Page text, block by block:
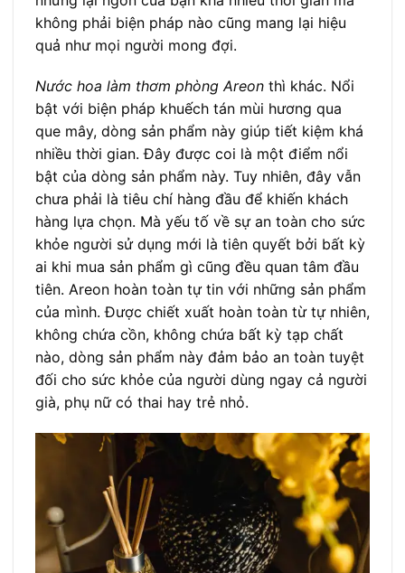
không phải biện pháp nào cũng mang lại hiệu
quả như mọi người mong đợi.
Nước hoa làm thơm phòng Areon thì khác. Nổi
bật với biện pháp khuếch tán mùi hương qua
que mây, dòng sản phẩm này giúp tiết kiệm khá
nhiều thời gian. Đây được coi là một điểm nổi
bật của dòng sản phẩm này. Tuy nhiên, đây vẫn
chưa phải là tiêu chí hàng đầu để khiến khách
hàng lựa chọn. Mà yếu tố về sự an toàn cho sức
khỏe người sử dụng mới là tiên quyết bởi bất kỳ
ai khi mua sản phẩm gì cũng đều quan tâm đầu
tiên. Areon hoàn toàn tự tin với những sản phẩm
của mình. Được chiết xuất hoàn toàn từ tự nhiên,
không chứa cồn, không chứa bất kỳ tạp chất
nào, dòng sản phẩm này đảm bảo an toàn tuyệt
đối cho sức khỏe của người dùng ngay cả người
già, phụ nữ có thai hay trẻ nhỏ.